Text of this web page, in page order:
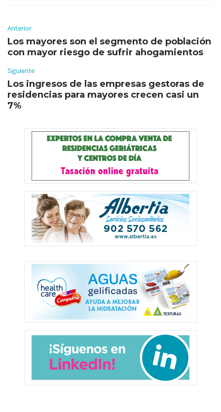
Anterior
Los mayores son el segmento de población
con mayor riesgo de sufrir ahogamientos
Siguiente
Los ingresos de las empresas gestoras de
residencias para mayores crecen casi un
7%